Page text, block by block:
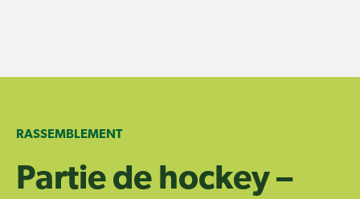
RASSEMBLEMENT
Partie de hockey –